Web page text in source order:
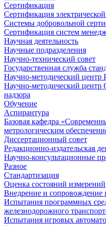
Сертификация
Сертификация
Системы добровольной
Сертификация систем
Научная деятельность
Научные подразделения
Научно-технический совет
Государственная служба
Научно-методический центр
Научно-методический центр
надзора
Обучение
Аспирантура
Базовая кафедра
метрологическим
Диссертационный совет
Редакционно-издательская
Научно-консультационные
Разное
Стандартизация
Оценка состояний измерений
Внедрение и сопровождение
Испытания программных
железнодорожного
Испытания игровых